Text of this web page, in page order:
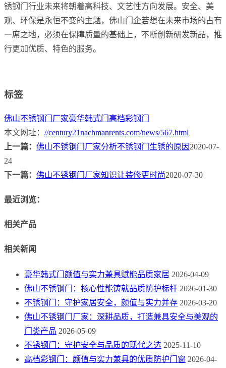
锈钢门行业未来将朝着高科技、文艺性方向发展。安全、美
观、环保是永恒不变的主题，佛山门企若想在未来市场的占有
一席之地，必须在保障质量的基础上，不断创新研发新品，推
行更加优质、特色的服务。
标签
佛山不锈钢门厂家豪华韩式门 高档彩钢门
本文网址： //century21nachmanrents.com/news/567.html
上一篇： 佛山不锈钢门厂家分析不锈钢门生锈的原因 2020-07-
24
下一篇： 佛山不锈钢门厂家知识让装修更时尚2020-07-30
最近浏览：
相关产品
相关新闻
豪华韩式门颜值与实力兼具赋能品质家居 2026-04-09
佛山不锈钢门：核心性能铸就品质防护标杆 2026-01-30
不锈钢门：守护家居安全，颜值与实力并存 2026-03-20
佛山不锈钢门厂家：深耕品质，打造兼具安全与美观的
门类产品 2026-05-09
不锈钢门：守护安全与品质的现代之选 2025-11-10
高档彩钢门：颜值与实力兼具的优质防护门窗 2026-04-